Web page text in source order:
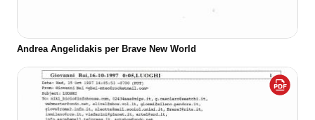
Andrea Angelidakis per Brave New World